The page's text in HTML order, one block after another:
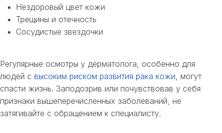
Нездоровый цвет кожи
Трещины и отечность
Сосудистые звездочки
Регулярные осмотры у дерматолога, особенно для
людей с высоким риском развития рака кожи, могут
спасти жизнь. Заподозрив или почувствовав у себя
признаки вышеперечисленных заболеваний, не
затягивайте с обращением к специалисту.